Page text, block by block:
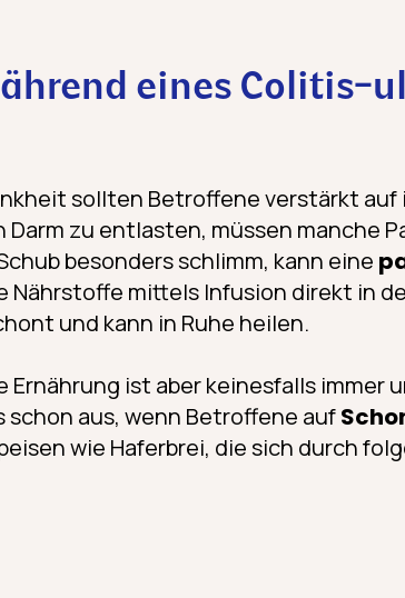
eines Colitis-
sollten Betroffene verstärkt auf
zu entlasten, müssen manche
besonders schlimm, kann eine
Nährstoffe mittels Infusion direkt in
und kann in Ruhe heilen.
ist aber keinesfalls immer
aus, wenn Betroffene auf
wie Haferbrei, die sich durch